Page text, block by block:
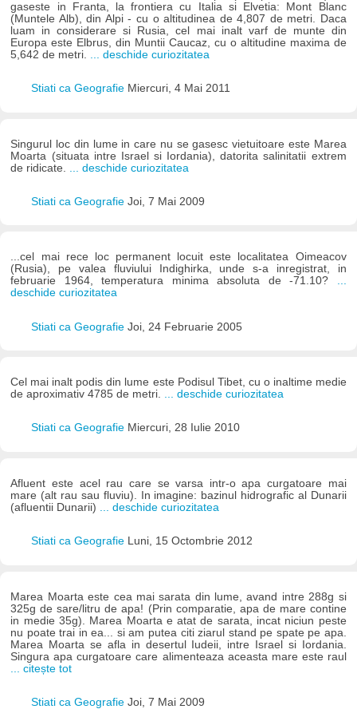
gaseste in Franta, la frontiera cu Italia si Elvetia: Mont Blanc
(Muntele Alb), din Alpi - cu o altitudinea de 4,807 de metri. Daca
luam in considerare si Rusia, cel mai inalt varf de munte din
Europa este Elbrus, din Muntii Caucaz, cu o altitudine maxima de
5,642 de metri.
... deschide curiozitatea
Stiati ca Geografie Miercuri, 4 Mai 2011
Singurul loc din lume in care nu se gasesc vietuitoare este Marea
Moarta (situata intre Israel si Iordania), datorita salinitatii extrem
de ridicate.
... deschide curiozitatea
Stiati ca Geografie Joi, 7 Mai 2009
...cel mai rece loc permanent locuit este localitatea Oimeacov
(Rusia), pe valea fluviului Indighirka, unde s-a inregistrat, in
februarie 1964, temperatura minima absoluta de -71.10? ...
deschide curiozitatea
Stiati ca Geografie Joi, 24 Februarie 2005
Cel mai inalt podis din lume este Podisul Tibet, cu o inaltime medie
de aproximativ 4785 de metri. ... deschide curiozitatea
Stiati ca Geografie Miercuri, 28 Iulie 2010
Afluent este acel rau care se varsa intr-o apa curgatoare mai
mare (alt rau sau fluviu). In imagine: bazinul hidrografic al Dunarii
(afluentii Dunarii)
... deschide curiozitatea
Stiati ca Geografie Luni, 15 Octombrie 2012
Marea Moarta este cea mai sarata din lume, avand intre 288g si
325g de sare/litru de apa! (Prin comparatie, apa de mare contine
in medie 35g). Marea Moarta e atat de sarata, incat niciun peste
nu poate trai in ea... si am putea citi ziarul stand pe spate pe apa.
Marea Moarta se afla in desertul Iudeii, intre Israel si Iordania.
Singura apa curgatoare care alimenteaza aceasta mare este raul
... citește tot
Stiati ca Geografie Joi, 7 Mai 2009